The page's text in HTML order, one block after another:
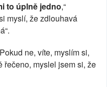
to úplně jedno,“
myslí, že zdlouhavá
ne, víte, myslím si,
řečeno, myslel jsem si, že